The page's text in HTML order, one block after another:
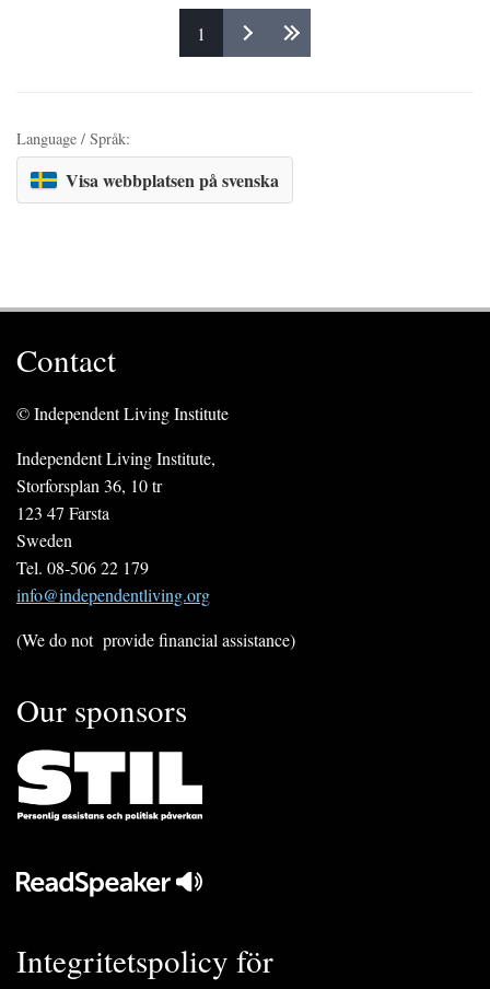
1
Language / Språk:
Visa webbplatsen på svenska
Contact
© Independent Living Institute
Independent Living Institute,
Storforsplan 36, 10 tr
123 47 Farsta
Sweden
Tel. 08-506 22 179
info@independentliving.org
(We do not provide financial assistance)
Our sponsors
Integritetspolicy för